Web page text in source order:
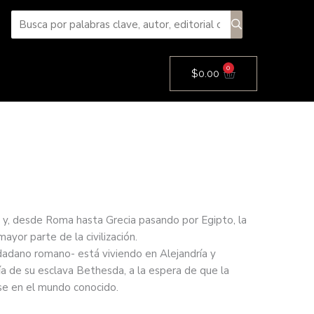
$0.00 0 Cart
desde Roma hasta Grecia pasando por Egipto, la
parte de la civilización.
romano- está viviendo en Alejandría y
de su esclava Bethesda, a la espera de que la
en el mundo conocido.